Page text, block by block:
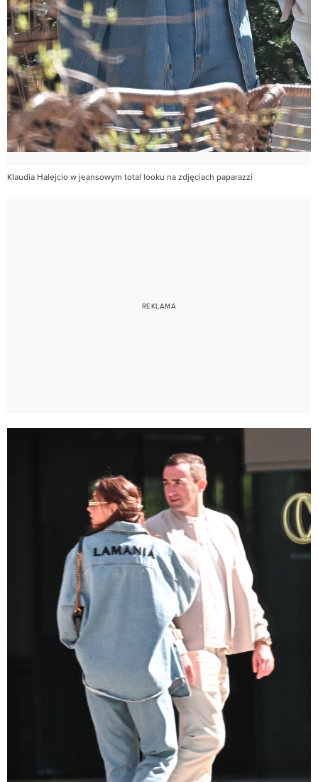
Klaudia Halejcio w jeansowym total looku na zdjęciach paparazzi